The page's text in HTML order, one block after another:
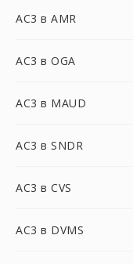
AC3 в AMR
AC3 в OGA
AC3 в MAUD
AC3 в SNDR
AC3 в CVS
AC3 в DVMS